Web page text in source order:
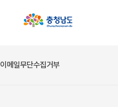
이메일무단수집거부